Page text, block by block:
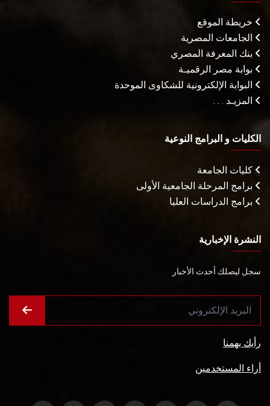
خريطة الموقع
الجامعات المصرية
بنك المعرفة المصري
بوابة مصر الرقميـة
البوابة الإلكترونية للشكاوى الموحدة
المزيـد . . .
الكليات و البرامج النوعية
كليات الجامعة
برامج المرحلة الجامعية الأولى
برامج الدراسات العليا
النشرة الإخبارية
سجل ليصلك أحدث الأخبار
رأيك يهمنا
أراء المستخدمين